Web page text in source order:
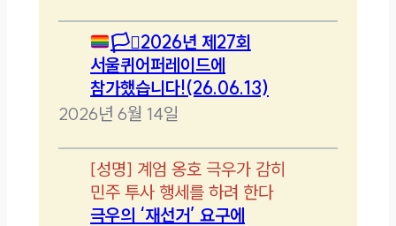
🏳️‍⚧️2026년 제27회
서울퀴어퍼레이드에
참가했습니다!(26.06.13)
2026년 6월 14일
[성명] 계엄 옹호 극우가 감히
민주 투사 행세를 하려 한다
극우의 ‘재선거’ 요구에